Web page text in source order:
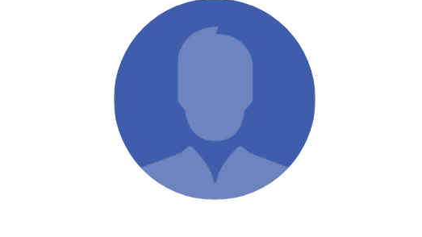
Біблійне консультування
КНИГА В КОМПЛЕКТІ